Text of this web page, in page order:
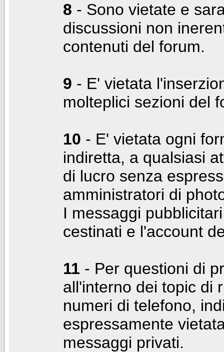
8 - Sono vietate e
discussioni non
contenuti del forum.
9 - E' vietata
molteplici sezioni del
10 - E' vietata ogni
indiretta, a qualsiasi
di lucro senza
amministratori di
I messaggi
cestinati e l'account
11 - Per questioni di
all'interno dei topic di
numeri di telefono,
espressamente
messaggi privati.